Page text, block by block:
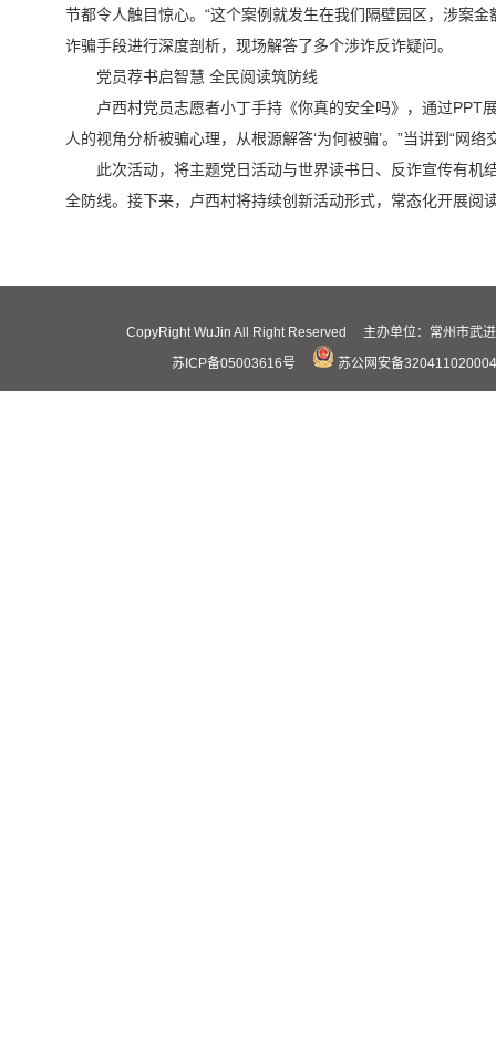
节都令人触目惊心。“这个案例就发生在我们隔壁园区，涉案
诈骗手段进行深度剖析，现场解答了多个涉诈反诈疑问。
党员荐书启智慧 全民阅读筑防线
卢西村党员志愿者小丁手持《你真的安全吗》，通过PPT
人的视角分析被骗心理，从根源解答‘为何被骗’。”当讲到“网
此次活动，将主题党日活动与世界读书日、反诈宣传有
全防线。接下来，卢西村将持续创新活动形式，常态化开展
CopyRight WuJin All Right Reserved 主办单位：常州市
苏ICP备05003616号
苏公网安备